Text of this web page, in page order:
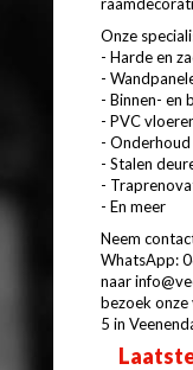
Onze
- Harde en
-
- Binnen- en
- PVC
-
- Stalen
-
- En meer
Neem
WhatsApp:
naar
bezoek onze
5 in